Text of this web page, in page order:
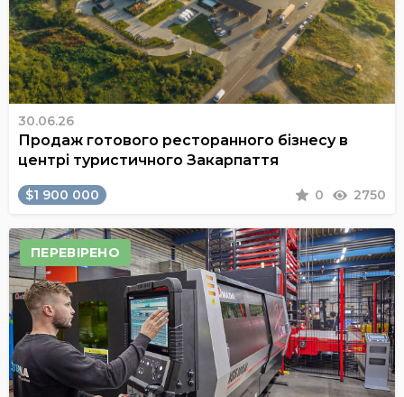
30.06.26
Продаж готового ресторанного бізнесу в
центрі туристичного Закарпаття
$1 900 000 0 2750
ПЕРЕВІРЕНО